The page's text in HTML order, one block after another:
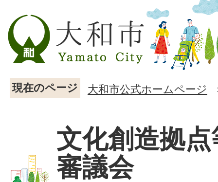
現在のページ 大和市公式ホームページ
文化創造拠
審議会